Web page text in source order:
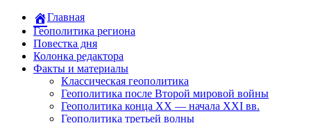
Главная
Геополитика региона
Повестка дня
Колонка редактора
Факты и материалы
Классическая геополитика
Геополитика после Второй мировой войны
Геополитика конца XX — начала XXI вв.
Геополитика третьей волны